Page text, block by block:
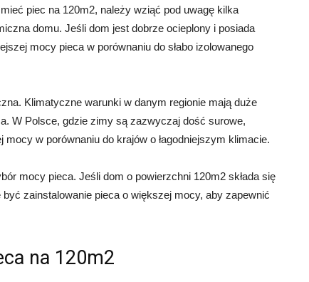
piec na 120m2, należy wziąć pod uwagę kilka
domu. Jeśli dom jest dobrze ocieplony i posiada
mocy pieca w porównaniu do słabo izolowanego
Klimatyczne warunki w danym regionie mają duże
W Polsce, gdzie zimy są zazwyczaj dość surowe,
w porównaniu do krajów o łagodniejszym klimacie.
mocy pieca. Jeśli dom o powierzchni 120m2 składa się
zainstalowanie pieca o większej mocy, aby zapewnić
na 120m2